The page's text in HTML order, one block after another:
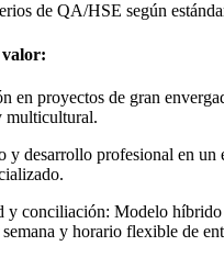
de QA/HSE según
valor:
en proyectos de gran
multicultural.
y desarrollo profesional en un
y conciliación: Modelo híbrido
y horario flexible de